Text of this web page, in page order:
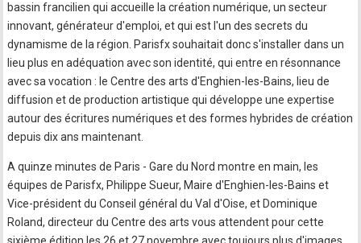
bassin francilien qui accueille la création numérique, un secteur
innovant, générateur d'emploi, et qui est l'un des secrets du
dynamisme de la région. Parisfx souhaitait donc s'installer dans un
lieu plus en adéquation avec son identité, qui entre en résonnance
avec sa vocation : le Centre des arts d'Enghien-les-Bains, lieu de
diffusion et de production artistique qui développe une expertise
autour des écritures numériques et des formes hybrides de création
depuis dix ans maintenant.
A quinze minutes de Paris - Gare du Nord montre en main, les
équipes de Parisfx, Philippe Sueur, Maire d'Enghien-les-Bains et
Vice-président du Conseil général du Val d'Oise, et Dominique
Roland, directeur du Centre des arts vous attendent pour cette